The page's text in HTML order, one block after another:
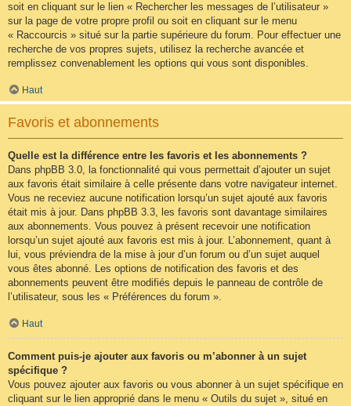
soit en cliquant sur le lien « Rechercher les messages de l’utilisateur »
sur la page de votre propre profil ou soit en cliquant sur le menu
« Raccourcis » situé sur la partie supérieure du forum. Pour effectuer une
recherche de vos propres sujets, utilisez la recherche avancée et
remplissez convenablement les options qui vous sont disponibles.
Haut
Favoris et abonnements
Quelle est la différence entre les favoris et les abonnements ?
Dans phpBB 3.0, la fonctionnalité qui vous permettait d’ajouter un sujet
aux favoris était similaire à celle présente dans votre navigateur internet.
Vous ne receviez aucune notification lorsqu’un sujet ajouté aux favoris
était mis à jour. Dans phpBB 3.3, les favoris sont davantage similaires
aux abonnements. Vous pouvez à présent recevoir une notification
lorsqu’un sujet ajouté aux favoris est mis à jour. L’abonnement, quant à
lui, vous préviendra de la mise à jour d’un forum ou d’un sujet auquel
vous êtes abonné. Les options de notification des favoris et des
abonnements peuvent être modifiés depuis le panneau de contrôle de
l’utilisateur, sous les « Préférences du forum ».
Haut
Comment puis-je ajouter aux favoris ou m’abonner à un sujet
spécifique ?
Vous pouvez ajouter aux favoris ou vous abonner à un sujet spécifique en
cliquant sur le lien approprié dans le menu « Outils du sujet », situé en